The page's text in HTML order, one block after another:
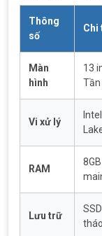
Thông
số
Chi
Màn
hình
13
Tần
Vi xử lý
RAM
Lưu trữ